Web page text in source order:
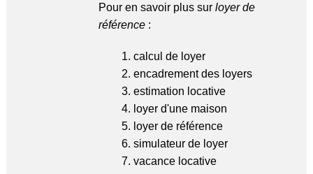
Pour en savoir plus surloyer de
référence :
calcul de loyer
encadrement des loyers
estimation locative
loyer d'une maison
loyer de référence
simulateur de loyer
vacance locative